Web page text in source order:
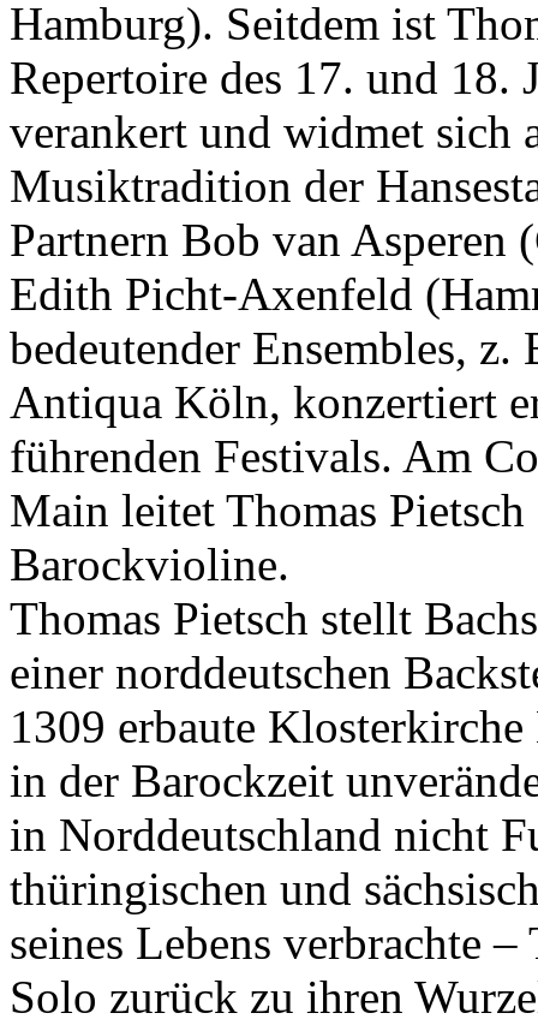
Hamburg). Seitdem ist
Repertoire des 17. und 18.
verankert und widmet sich
Musiktradition der
Partnern Bob van Asperen
Edith Picht-Axenfeld
bedeutender Ensembles,
Antiqua Köln, konzertiert
führenden Festivals. Am
Main leitet Thomas
Barockvioline.
Thomas Pietsch stellt
einer norddeutschen
1309 erbaute
in der Barockzeit
in Norddeutschland nicht
thüringischen und
seines Lebens verbrachte
Solo zurück zu ihren